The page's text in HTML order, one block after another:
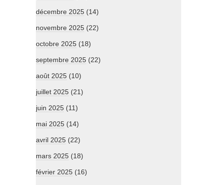
décembre 2025 (14)
novembre 2025 (22)
octobre 2025 (18)
septembre 2025 (22)
août 2025 (10)
juillet 2025 (21)
juin 2025 (11)
mai 2025 (14)
avril 2025 (22)
mars 2025 (18)
février 2025 (16)